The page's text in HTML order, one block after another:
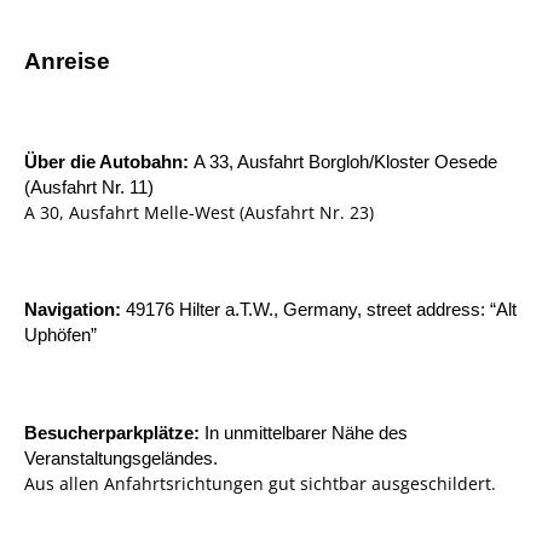
Anreise
Über die Autobahn: A 33, Ausfahrt Borgloh/Kloster Oesede
(Ausfahrt Nr. 11)
A 30, Ausfahrt Melle-West (Ausfahrt Nr. 23)
Navigation: 49176 Hilter a.T.W., Germany, street address: “Alt
Uphöfen”
Besucherparkplätze:
In unmittelbarer Nähe des
Veranstaltungsgeländes.
Aus allen Anfahrtsrichtungen gut sichtbar ausgeschildert.